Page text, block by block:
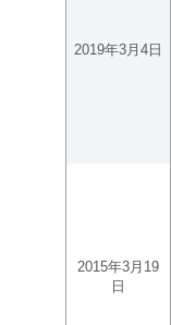
2019年3月4日
2015年3月19
日